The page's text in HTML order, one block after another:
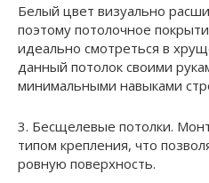
Белый цвет визуально
поэтому потолочное
идеально смотреться в
данный потолок своими
минимальными навыками
3. Бесщелевые потолки.
типом крепления, что
ровную поверхность.